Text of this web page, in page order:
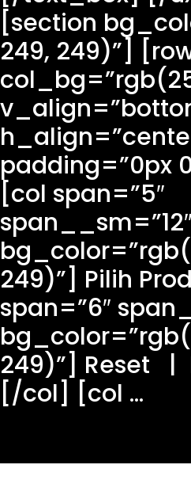
[section
249, 249)”]
padding=”0px
[col span=”5″
span__sm=”12″
249)”] Pilih
span=”6″
249)”] Reset |
[/col] [col ...